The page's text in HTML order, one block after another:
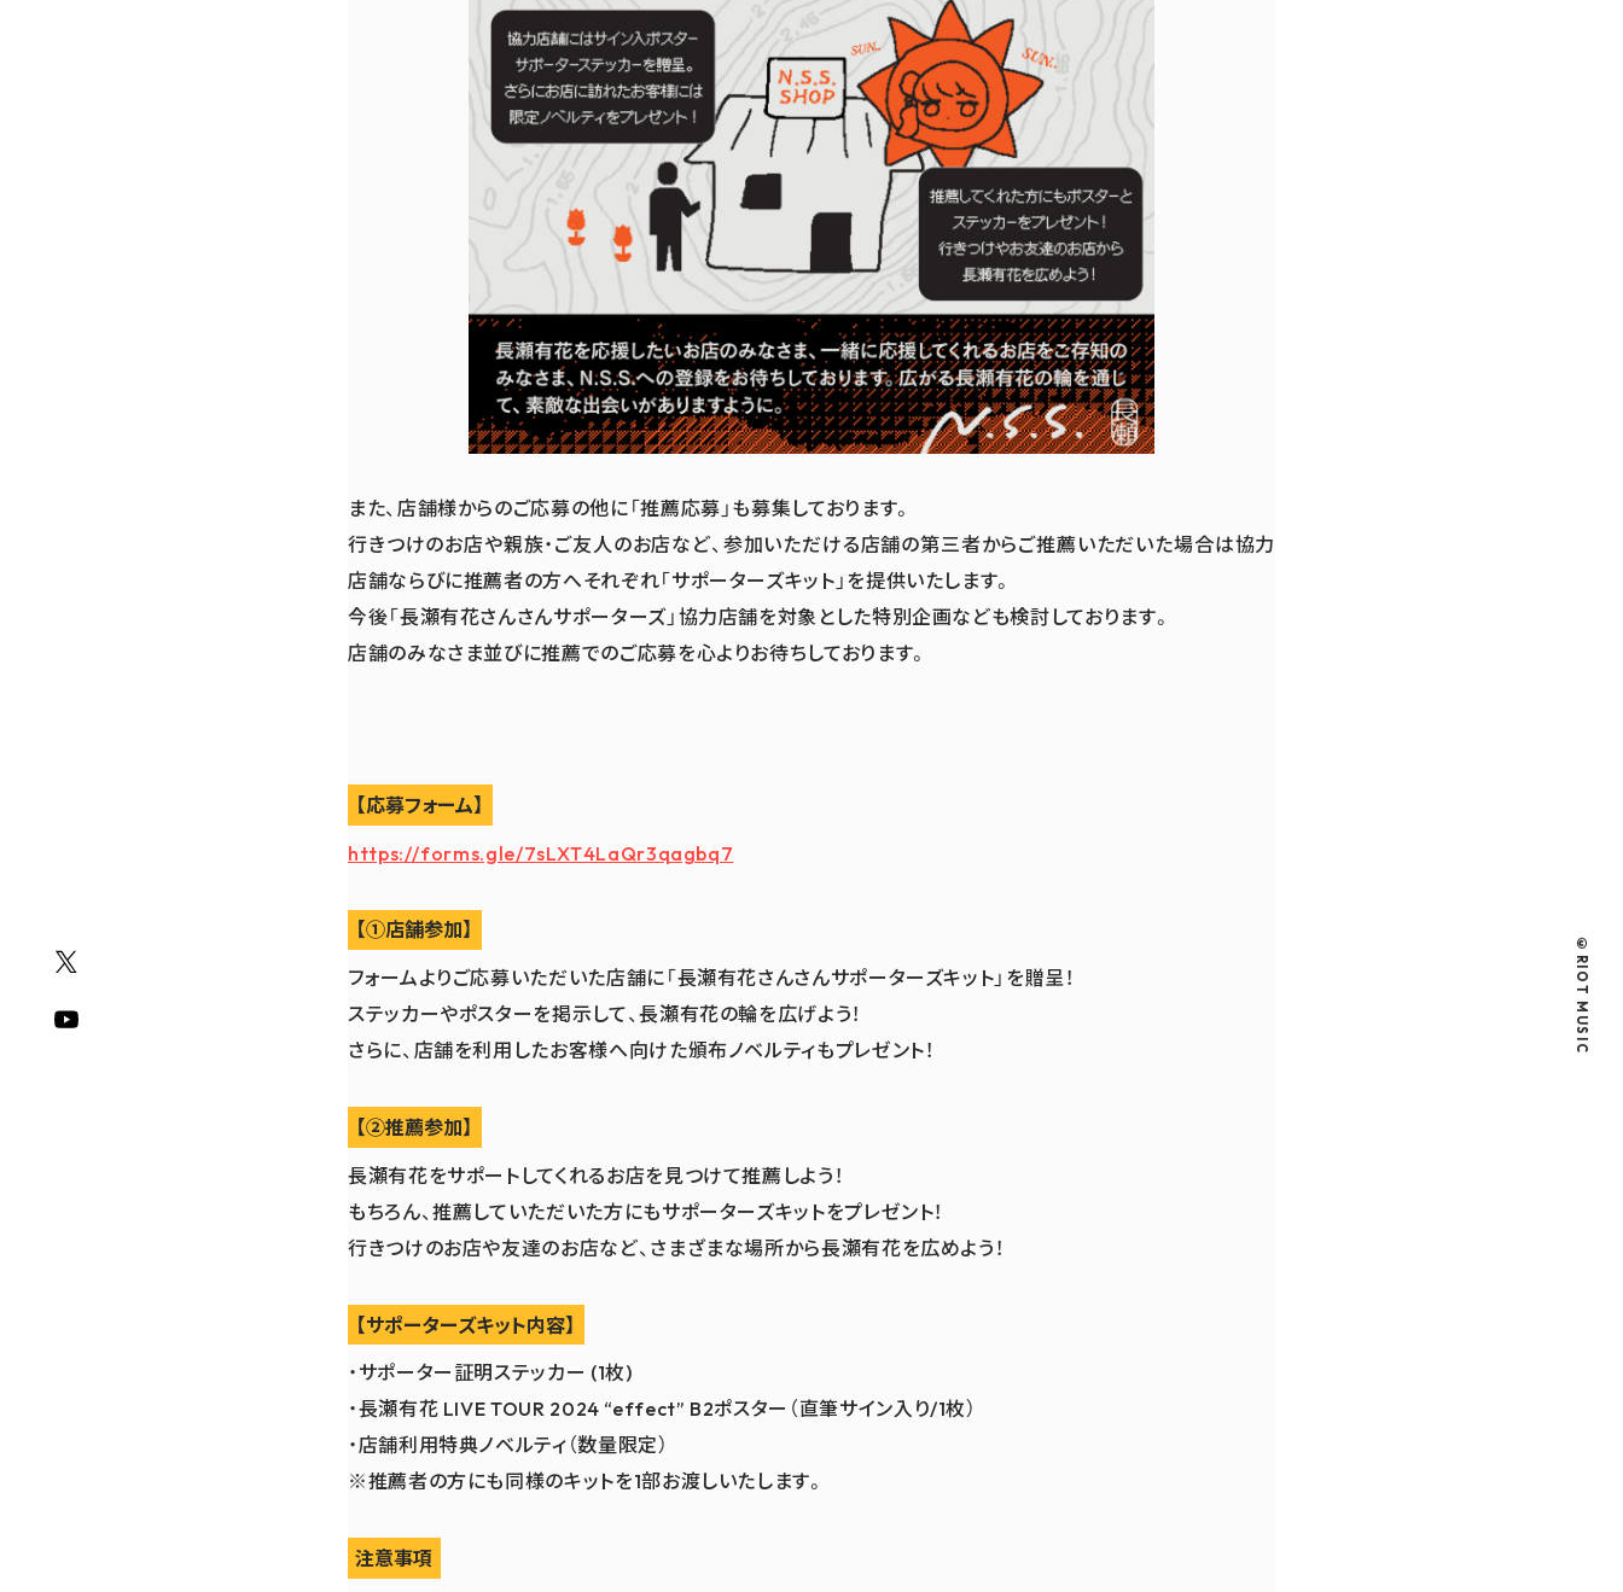
また、店舗様からのご応募の他に「推薦応募」も募集しております。
行きつけのお店や親族・ご友人のお店など、参加いただける店舗の第三者からご推薦いただいた場合は協力
店舗ならびに推薦者の方へそれぞれ「サポーターズキット」を提供いたします。
今後「長瀬有花さんさんサポーターズ」協力店舗を対象とした特別企画なども検討しております。
店舗のみなさま並びに推薦でのご応募を心よりお待ちしております。
【応募フォーム】
https://forms.gle/7sLXT4LaQr3qagbq7
【①店舗参加】
フォームよりご応募いただいた店舗に「長瀬有花さんさんサポーターズキット」を贈呈！
ステッカーやポスターを掲示して、長瀬有花の輪を広げよう！
さらに、店舗を利用したお客様へ向けた頒布ノベルティもプレゼント！
【②推薦参加】
長瀬有花をサポートしてくれるお店を見つけて推薦しよう！
もちろん、推薦していただいた方にもサポーターズキットをプレゼント！
行きつけのお店や友達のお店など、さまざまな場所から長瀬有花を広めよう！
【サポーターズキット内容】
・サポーター証明ステッカー (1枚)
・長瀬有花 LIVE TOUR 2024 “effect” B2ポスター（直筆サイン入り/1枚）
・店舗利用特典ノベルティ（数量限定）
※推薦者の方にも同様のキットを1部お渡しいたします。
注意事項
©RIOT MUSIC